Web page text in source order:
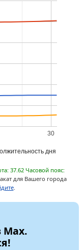
дня
30
37.62 Часовой пояс:
для Вашего города
.